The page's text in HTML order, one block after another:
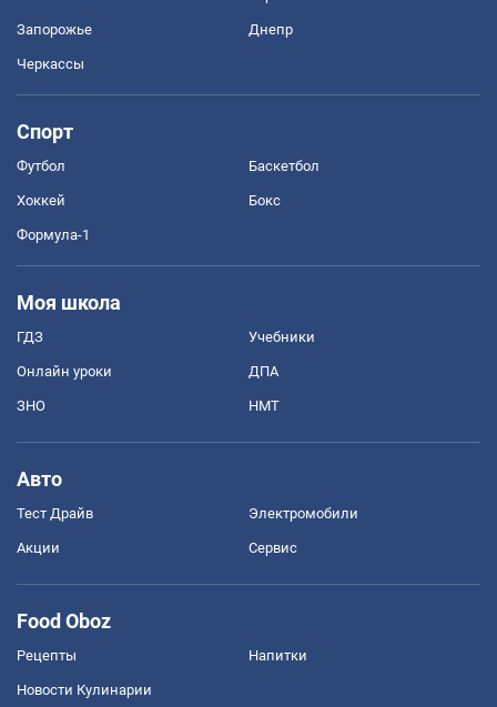
Запорожье Днепр
Черкассы
Спорт
Футбол Баскетбол
Хоккей Бокс
Формула-1
Моя школа
ГДЗ Учебники
Онлайн уроки ДПА
ЗНО НМТ
Авто
Тест Драйв Электромобили
Акции Сервис
Food Oboz
Рецепты Напитки
Новости Кулинарии